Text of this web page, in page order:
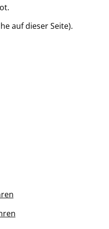
auf dieser Seite).